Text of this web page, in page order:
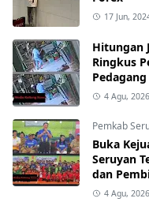
17 Jun,
Hitungan
Ringkus
4 Agu, 2026
Pemkab
Buka
Seruyan
dan
4 Agu, 2026